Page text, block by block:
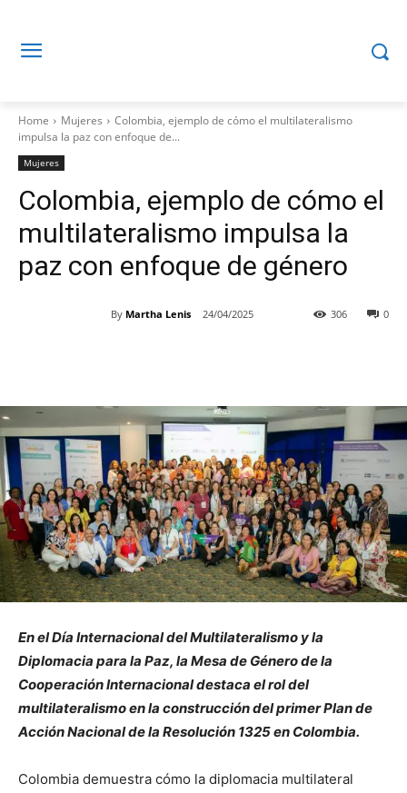
Home Mujeres
Colombia, ejemplo de cómo el multilateralismo
impulsa la paz con enfoque de...
Mujeres
Colombia, ejemplo de cómo el
multilateralismo impulsa la
paz con enfoque de género
By Martha Lenis 24/04/2025 0
306
En elDía Internacional del Multilateralismo y la
Diplomacia para la Paz, la Mesa de Género de la
Cooperación Internacional destaca el rol del
multilateralismo en la construcción del primer Plan de
Acción Nacional de la Resolución 1325 en Colombia.
Colombia demuestra cómo la diplomacia multilateral